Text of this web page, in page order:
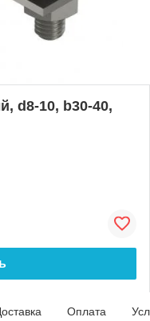
d8-10, b30-40,
Оплата